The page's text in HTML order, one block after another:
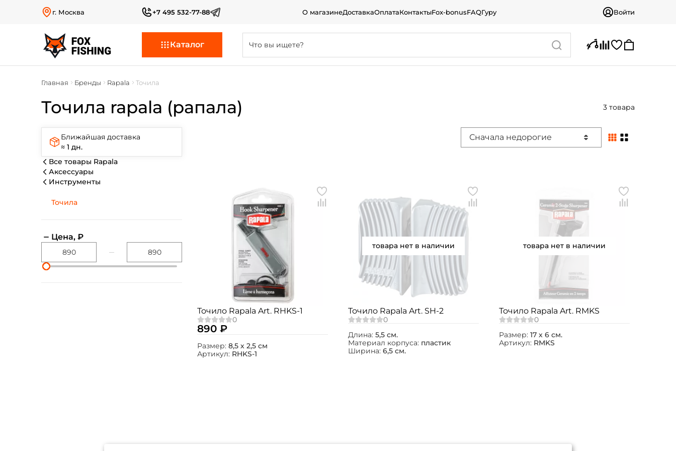
г. Москва +7 495 532-77-88 О магазинеДоставкаОплатаКонтактыFox-bonusFAQГуру Войти
Каталог
Главная Бренды Rapala Точила
Точила rapala (рапала) 3 товара
Ближайшая доставка
≈ 1 дн.
Все товары Rapala
Аксессуары
Инструменты
Точила
Цена, ₽
Сначала недорогие
Точило Rapala Art. RHKS-1
890 ₽
Размер: 8,5 х 2,5 см
Артикул: RHKS-1
товара нет в наличии
Точило Rapala Art. SH-2
Длина: 5,5 см.
Материал корпуса: пластик
Ширина: 6,5 см.
товара нет в наличии
Точило Rapala Art. RMKS
Размер: 17 х 6 см.
Артикул: RMKS
Создать аккаунт
ФИО: *
Email: *